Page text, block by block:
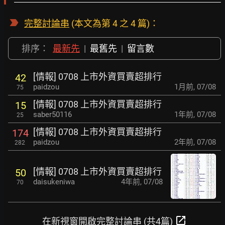
完整討論串 (本文為第 4 之 4 篇)：
排序： 最新先 | 最舊先 | 留言數
42
75
[情報] 0708 上市外資買賣超排行
paidzou 1月前, 07/08
15
25
[情報] 0708 上市外資買賣超排行
saber50116 1年前, 07/08
174
282
[情報] 0708 上市外資買賣超排行
paidzou 2年前, 07/08
50
70
[情報] 0708 上市外資買賣超排行
daisukeniwa 4年前, 07/08
在新視窗開啟完整討論串 (共4篇) open_in_new